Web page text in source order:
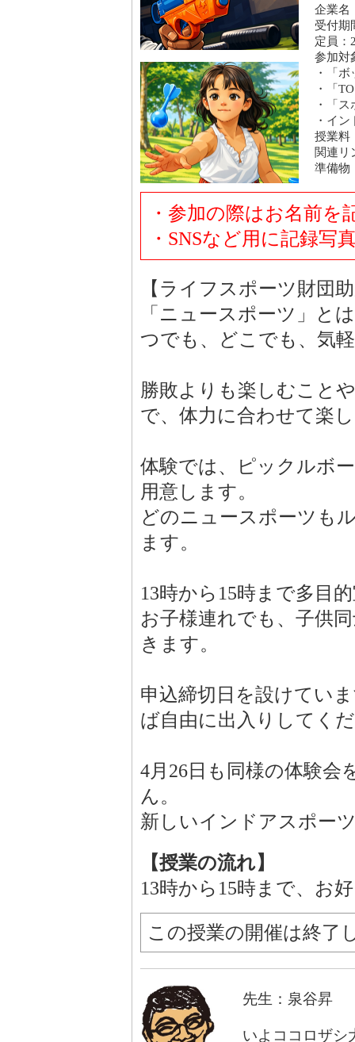
企業名
受付
定員：
参加対
・「
・「
・「
・イ
授業料
関連リ
準備物
・参加の際はお名前を
・SNSなど用に記録
【ライフスポーツ財団
「ニュースポーツ」と
つでも、どこでも、気
勝敗よりも楽しむこと
で、体力に合わせて楽
体験では、ピックルボ
用意します。
どのニュースポーツも
ます。
13時から15時まで多目
お子様連れでも、子供
きます。
申込締切日を設けてい
ば自由に出入りしてく
4月26日も同様の体験会
ん。
新しいインドアスポー
【授業の流れ】
13時から15時まで、お
この授業の開催は終了
先生：泉谷昇
いよココロザシ